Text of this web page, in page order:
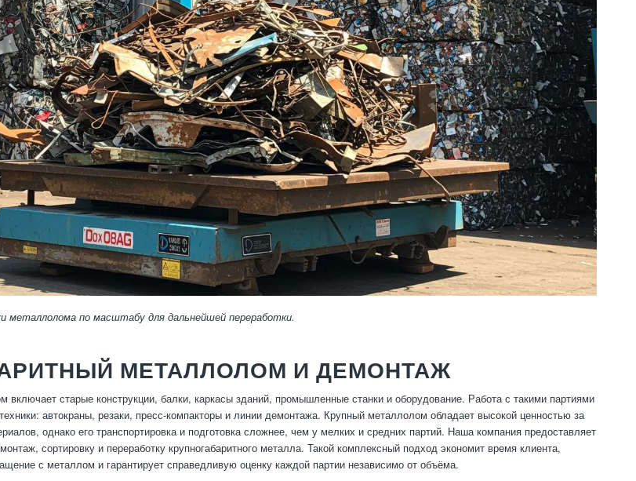
металлолома по масштабу для дальнейшей переработки.
МЕТАЛЛОЛОМ И ДЕМОНТАЖ
включает старые конструкции, балки, каркасы зданий, промышленные станки и оборудование. Работа с такими партиями
автокраны, резаки, пресс-компакторы и линии демонтажа. Крупный металлолом обладает высокой ценностью за
однако его транспортировка и подготовка сложнее, чем у мелких и средних партий. Наша компания предоставляет
сортировку и переработку крупногабаритного металла. Такой комплексный подход экономит время клиента,
с металлом и гарантирует справедливую оценку каждой партии независимо от объёма.